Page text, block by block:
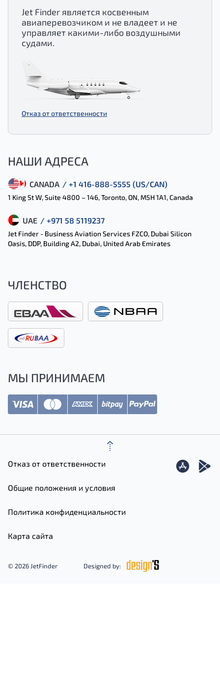
Jet Finder является косвенным
авиаперевозчиком и не владеет и не
управляет какими-либо воздушными
судами.
Отказ от ответственности
НАШИ АДРЕСА
CANADA / +1 416-888-5555 (US/CAN)
1 King St W, Suite 4800 – 146, Toronto, ON, M5H 1A1, Canada
UAE / +971 58 5119237
Jet Finder - Business Aviation Services FZCO, Dubai Silicon
Oasis, DDP, Building A2, Dubai, United Arab Emirates
ЧЛЕНСТВО
МЫ ПРИНИМАЕМ
Отказ от ответственности
Общие положения и условия
Политика конфиденциальности
Карта сайта
© 2026 JetFinder Designed by: